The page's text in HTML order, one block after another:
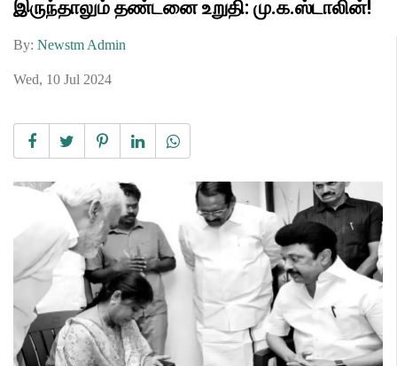
இருந்தாலும் தண்டனை உறுதி: மு.க.ஸ்டாலின்!
By: Newstm Admin
Wed, 10 Jul 2024